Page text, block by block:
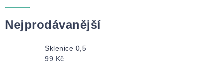
Nejprodávanější
Sklenice 0,5
99 Kč